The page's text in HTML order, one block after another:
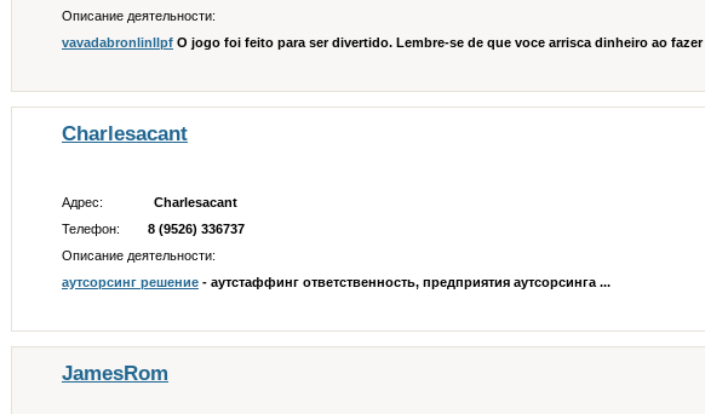
Описание деятельности:
vavadabronlinllpf O jogo foi feito para ser divertido. Lembre-se de que voce arrisca dinheiro ao
Charlesacant
Адрес:
Charlesacant
Телефон:
8 (9526) 336737
Описание деятельности:
аутсорсинг решение - аутстаффинг ответственность, предприятия аутсорсинга ...
JamesRom